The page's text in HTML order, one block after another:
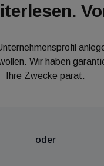
Wir haben
Ihre Zwecke parat.
oder